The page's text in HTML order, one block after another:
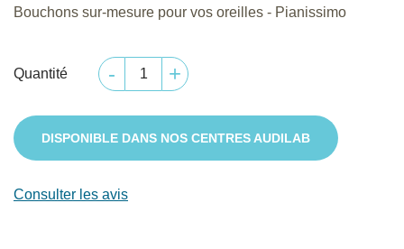
Bouchons sur-mesure pour vos oreilles - Pianissimo
Quantité
DISPONIBLE DANS NOS CENTRES AUDILAB
Consulter les avis